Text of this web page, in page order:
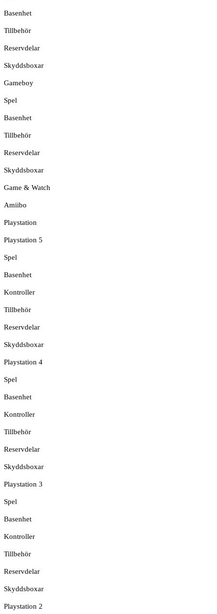
Basenhet
Tillbehör
Reservdelar
Skyddsboxar
Gameboy
Spel
Basenhet
Tillbehör
Reservdelar
Skyddsboxar
Game & Watch
Amiibo
Playstation
Playstation 5
Spel
Basenhet
Kontroller
Tillbehör
Reservdelar
Skyddsboxar
Playstation 4
Spel
Basenhet
Kontroller
Tillbehör
Reservdelar
Skyddsboxar
Playstation 3
Spel
Basenhet
Kontroller
Tillbehör
Reservdelar
Skyddsboxar
Playstation 2